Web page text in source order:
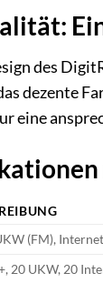
des
dezente
(FM),
20 UKW, 20